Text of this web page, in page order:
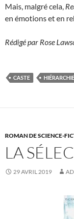
Mais, malgré cela,
en émotions et en
Rédigé par Rose
CASTE HIÉRARCHIE
ROMAN DE SCIENCE-
LA
29 AVRIL 2019